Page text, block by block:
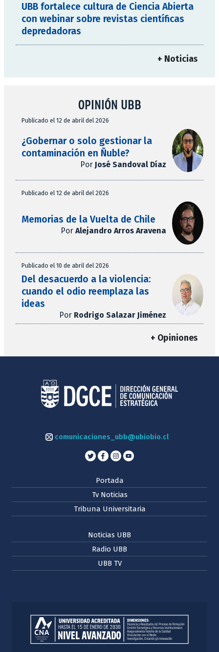
UBB fortalece cultura de Ciencia Abierta
con webinar sobre revistas científicas
depredadoras
+ Noticias
OPINIÓN UBB
Publicado el 12 de abril del 2026
¿Gobernar o solo gestionar la
contaminación en Ñuble?
Por José Sandoval Díaz
Publicado el 12 de abril del 2026
Memorias de la Vuelta de Chile
Por Alejandro Arros Aravena
Publicado el 10 de abril del 2026
Del desacuerdo a la violencia:
cuando el odio reemplaza las
ideas
Por Rodrigo Salazar Jiménez
+ Opiniones
comunicaciones_ubb@ubiobio.cl
Portada
Tv Noticias
Tribuna Universitaria
Noticias UBB
Radio UBB
UBB TV